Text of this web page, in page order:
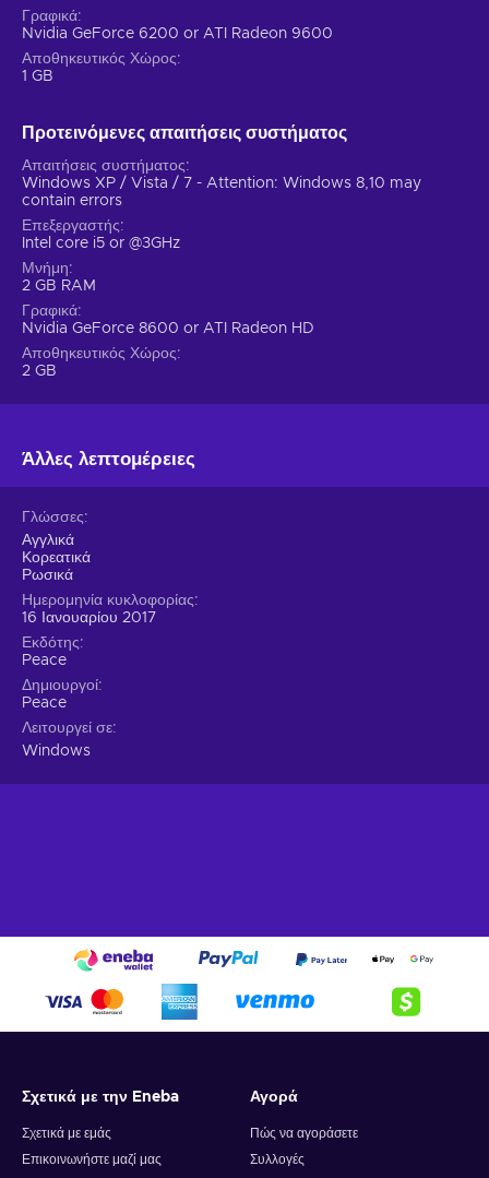
Γραφικά
Nvidia GeForce 6200 or ATI Radeon 9600
Αποθηκευτικός Χώρος
1 GB
Προτεινόμενες απαιτήσεις συστήματος
Απαιτήσεις συστήματος
Windows XP / Vista / 7 - Attention: Windows 8,10 may
contain errors
Επεξεργαστής
Intel core i5 or @3GHz
Μνήμη
2 GB RAM
Γραφικά
Nvidia GeForce 8600 or ATI Radeon HD
Αποθηκευτικός Χώρος
2 GB
Άλλες λεπτομέρειες
Γλώσσες
Αγγλικά
Κορεατικά
Ρωσικά
Ημερομηνία κυκλοφορίας
16 Ιανουαρίου 2017
Εκδότης
Peace
Δημιουργοί
Peace
Λειτουργεί σε
Windows
Σχετικά με την Eneba
Σχετικά με εμάς
Επικοινωνήστε μαζί μας
Αγορά
Πώς να αγοράσετε
Συλλογές